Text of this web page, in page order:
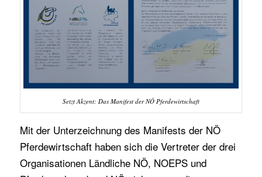
Setzt Akzent: Das Manifest der NÖ Pferdewirtschaft
Mit der Unterzeichnung des Manifests der NÖ
Pferdewirtschaft haben sich die Vertreter der drei
Organisationen Ländliche NÖ, NOEPS und